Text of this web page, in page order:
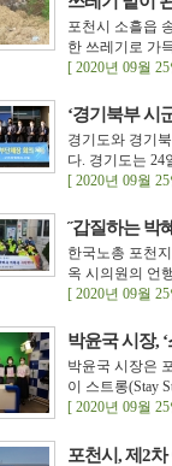
포천시 소흘읍
한 쓰레기로 가
[ 2020년 09월
‘경기북부 시
경기도와 경기
다. 경기도는 24
[ 2020년 09월
˝갑질하는 박
한국노총 포천
옥 시의원의 언
[ 2020년 09월
박윤국 시장,
박윤국 시장은
이 스트롱(Stay
[ 2020년 09월
포천시, 제2